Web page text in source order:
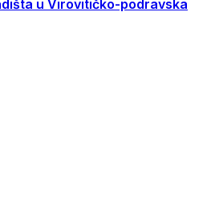
u Virovitičko-podravska